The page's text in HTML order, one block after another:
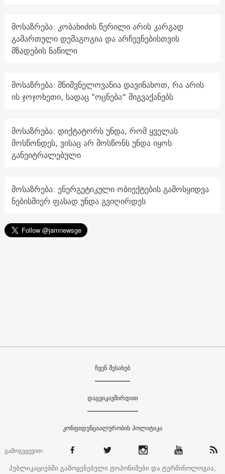
მოსაზრება: კობახიძის წერილი არის კარგად
გამართული დემაგოგია და არჩევნებისთვის
მზადების ნაწილი
მოსაზრება: მნიშვნელოვანია დავინახოთ, რა არის
ის ჯოჯოხეთი, სადაც "ოცნება“ მიგვაქანებს
მოსაზრება: დიქტატორს უნდა, რომ ყველას
მოსწონდეს, ვისაც არ მოსწონს უნდა იყოს
განეიტრალებული
მოსაზრება: ენერგეტიკული ობიექტების გამოსყიდვა
ნებისმიერ ფასად უნდა გვიღირდეს
ჩვენ შესახებ
დაგვიკავშირდით
კონფიდენციალურობის პოლიტიკა
გამოგვყევით:
პუბლიკაციებში გამოყენებული ტოპონიმები და ტერმინოლოგია,